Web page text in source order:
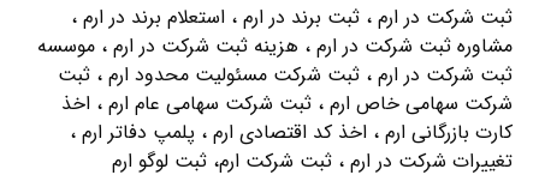
ثبت شرکت در ارم ، ثبت برند در ارم ، استعلام برند در ارم ،
مشاوره ثبت شرکت در ارم ، هزینه ثبت شرکت در ارم ، موسسه
ثبت شرکت در ارم ، ثبت شرکت مسئولیت محدود ارم ، ثبت
شرکت سهامی خاص ارم ، ثبت شرکت سهامی عام ارم ، اخذ
کارت بازرگانی ارم ، اخذ کد اقتصادی ارم ، پلمپ دفاتر ارم ،
تغییرات شرکت در ارم ، ثبت شرکت ارم، ثبت لوگو ارم